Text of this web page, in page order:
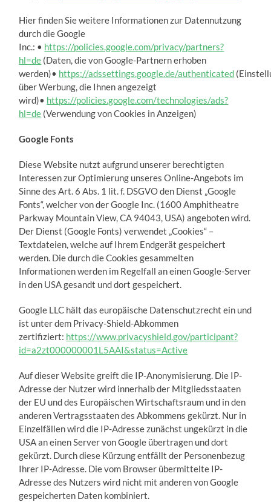
Hier finden Sie weitere Informationen zur Datennutzung
durch die Google
Inc.: • https://policies.google.com/privacy/partners?
hl=de (Daten, die von Google-Partnern erhoben
werden)• https://adssettings.google.de/authenticated
über Werbung, die Ihnen angezeigt
wird)• https://policies.google.com/technologies/ads?
hl=de (Verwendung von Cookies in Anzeigen)
Google Fonts
Diese Website nutzt aufgrund unserer berechtigten
Interessen zur Optimierung unseres Online-Angebots im
Sinne des Art. 6 Abs. 1 lit. f. DSGVO den Dienst „Google
Fonts“, welcher von der Google Inc. (1600 Amphitheatre
Parkway Mountain View, CA 94043, USA) angeboten wird.
Der Dienst (Google Fonts) verwendet „Cookies“ –
Textdateien, welche auf Ihrem Endgerät gespeichert
werden. Die durch die Cookies gesammelten
Informationen werden im Regelfall an einen Google-Server
in den USA gesandt und dort gespeichert.
Google LLC hält das europäische Datenschutzrecht ein und
ist unter dem Privacy-Shield-Abkommen
zertifiziert: https://www.privacyshield.gov/participant?
id=a2zt000000001L5AAI&status=Active
Auf dieser Website greift die IP-Anonymisierung. Die IP-
Adresse der Nutzer wird innerhalb der Mitgliedsstaaten
der EU und des Europäischen Wirtschaftsraum und in den
anderen Vertragsstaaten des Abkommens gekürzt. Nur in
Einzelfällen wird die IP-Adresse zunächst ungekürzt in die
USA an einen Server von Google übertragen und dort
gekürzt. Durch diese Kürzung entfällt der Personenbezug
Ihrer IP-Adresse. Die vom Browser übermittelte IP-
Adresse des Nutzers wird nicht mit anderen von Google
gespeicherten Daten kombiniert.